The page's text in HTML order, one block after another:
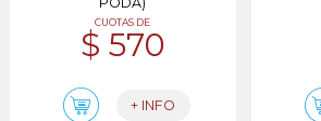
CUOTAS DE
$ 570
+ INFO